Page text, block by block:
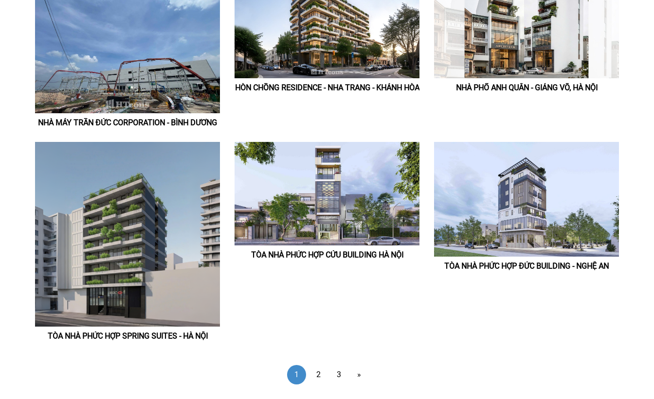
NHÀ MÁY TRẦN ĐỨC CORPORATION - BÌNH DƯƠNG
HÒN CHỒNG RESIDENCE - NHA TRANG - KHÁNH HÒA NHÀ PHỐ ANH QUÂN - GIẢNG VÕ, HÀ NỘI
TÒA NHÀ PHỨC HỢP SPRING SUITES - HÀ NỘI
TÒA NHÀ PHỨC HỢP CỬU BUILDING HÀ NỘI
TÒA NHÀ PHỨC HỢP ĐỨC BUILDING - NGHỆ AN
1 2 3 »